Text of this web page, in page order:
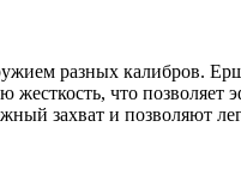
разных калибров.
что позволяет
захват и позволяют